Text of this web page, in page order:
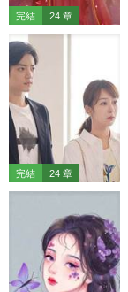
完結 24 章
完結 24 章